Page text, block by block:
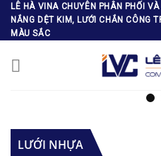
Skip
content
LÊ HÀ VINA CHUYÊN PHÂN PHỐI
NẮNG DỆT KIM, LƯỚI CHẮN CÔNG
MÀU SẮC
LƯỚI NHỰA